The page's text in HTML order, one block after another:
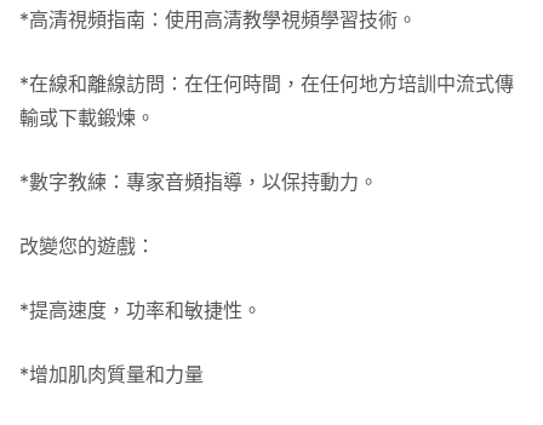
*高清視頻指南：使用高清教學視頻學習技術。
*在線和離線訪問：在任何時間，在任何地方培訓中流式傳
輸或下載鍛煉。
*數字教練：專家音頻指導，以保持動力。
改變您的遊戲：
*提高速度，功率和敏捷性。
*增加肌肉質量和力量